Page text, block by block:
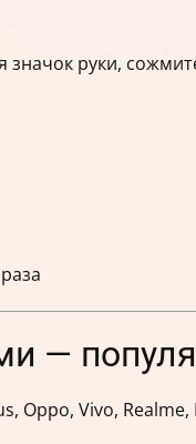
значок руки,
—
Oppo, Vivo,